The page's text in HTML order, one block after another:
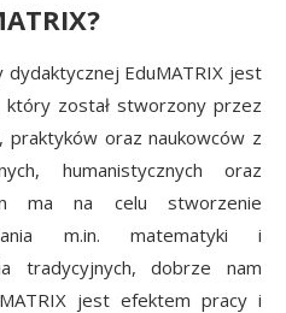
dydaktycznej EduMATRIX jest
który został stworzony przez
praktyków oraz naukowców z
humanistycznych oraz
ma na celu stworzenie
m.in. matematyki i
tradycyjnych, dobrze nam
jest efektem pracy i